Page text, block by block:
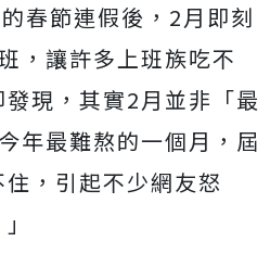
春節連假後，2月即刻
，讓許多上班族吃不
現，其實2月並非「最
年最難熬的一個月，屆
，引起不少網友怒